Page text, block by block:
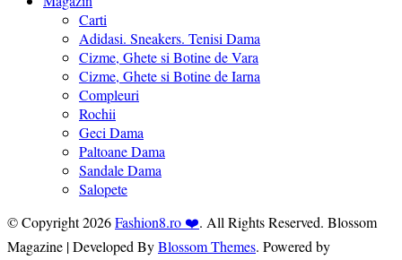
Carti
Adidasi. Sneakers. Tenisi Dama
Cizme, Ghete si Botine de Vara
Cizme, Ghete si Botine de Iarna
Compleuri
Rochii
Geci Dama
Paltoane Dama
Sandale Dama
Salopete
© Copyright 2026Fashion8.ro ❤️. All Rights Reserved. Blossom
Magazine | Developed ByBlossom Themes. Powered by